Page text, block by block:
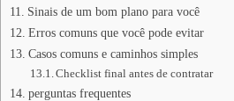
Sinais de um bom plano para você
Erros comuns que você pode evitar
Casos comuns e caminhos simples
Checklist final antes de contratar
perguntas frequentes